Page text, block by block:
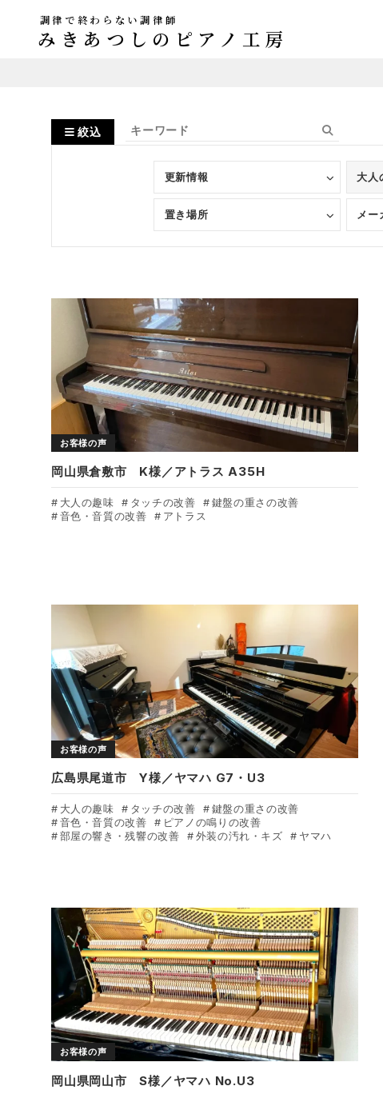
調律で終わらない調律師
みきあつしのピアノ工房
絞込
お客様の声
岡山県倉敷市 K様／アトラス A35H
大人の趣味 タッチの改善
鍵盤の重さの改善
音色・音質の改善
アトラス
お客様の声
広島県尾道市 Y様／ヤマハ G7・U3
大人の趣味 タッチの改善
鍵盤の重さの改善
音色・音質の改善
ピアノの鳴りの改善
部屋の響き・残響の改善
外装の汚れ・キズ ヤマハ
お客様の声
岡山県岡山市 S様／ヤマハ No.U3